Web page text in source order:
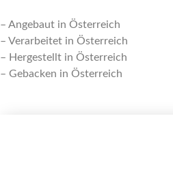
– Angebaut in Österreich
– Verarbeitet in Österreich
– Hergestellt in Österreich
– Gebacken in Österreich